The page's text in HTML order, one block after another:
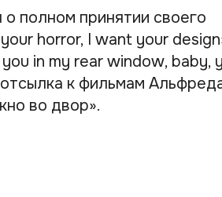
полном принятии своего
horror, I want your
in my rear window, baby,
к фильмам
во двор».